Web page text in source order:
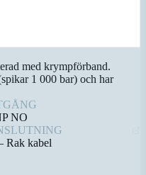
med krympförband.
1 000 bar) och har
NO
Rak kabel